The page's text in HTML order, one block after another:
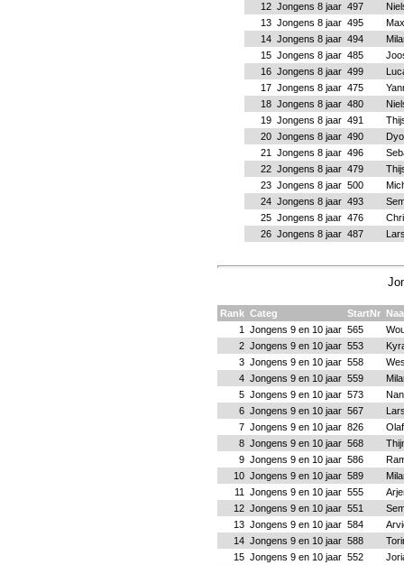
12 Jongens 8 jaar 497
13 Jongens 8 jaar 495
14 Jongens 8 jaar 494
15 Jongens 8 jaar 485
16 Jongens 8 jaar 499
17 Jongens 8 jaar 475
18 Jongens 8 jaar 480
19 Jongens 8 jaar 491
20 Jongens 8 jaar 490
21
Jongens 8 jaar 496
22 Jongens 8 jaar 479
23 Jongens 8 jaar 500
24 Jongens 8 jaar 493
25 Jongens 8 jaar 476
26 Jongens 8 jaar 487
Rank Categ StartNr
1
Jongens 9 en 10 jaar 565
2 Jongens 9 en 10 jaar 553
3 Jongens 9 en 10 jaar 558
4 Jongens 9 en 10 jaar 559
5 Jongens 9 en 10 jaar 573
6 Jongens 9 en 10 jaar 567
7 Jongens 9 en 10 jaar 826
8 Jongens 9 en 10 jaar 568
9 Jongens 9 en 10 jaar 586
10 Jongens 9 en 10 jaar 589
11
Jongens 9 en 10 jaar 555
12 Jongens 9 en 10 jaar 551
13 Jongens 9 en 10 jaar 584
14 Jongens 9 en 10 jaar 588
15 Jongens 9 en 10 jaar 552